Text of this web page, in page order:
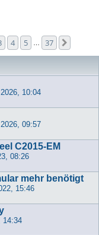
4 5 37
10:04
09:57
C2015-EM
08:26
mehr benötigt
15:46
14:34